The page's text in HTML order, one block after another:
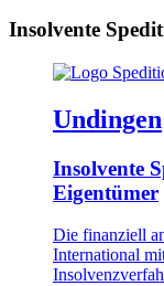
Insolvente
Undingen
Insolvente
Eigentümer
Die finanziell
International